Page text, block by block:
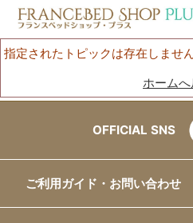
指定されたトピックは存在しません
ホームへ
OFFICIAL SNS
ご利用ガイド・お問い合わせ